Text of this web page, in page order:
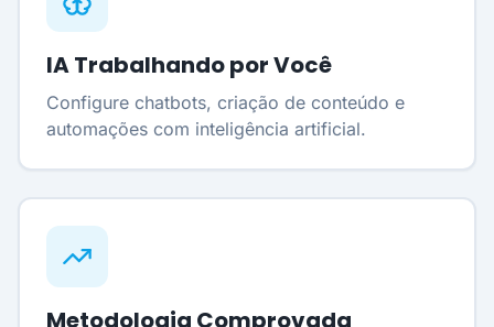
IA Trabalhando por Você
Configure chatbots, criação de conteúdo e
automações com inteligência artificial.
Metodologia Comprovada